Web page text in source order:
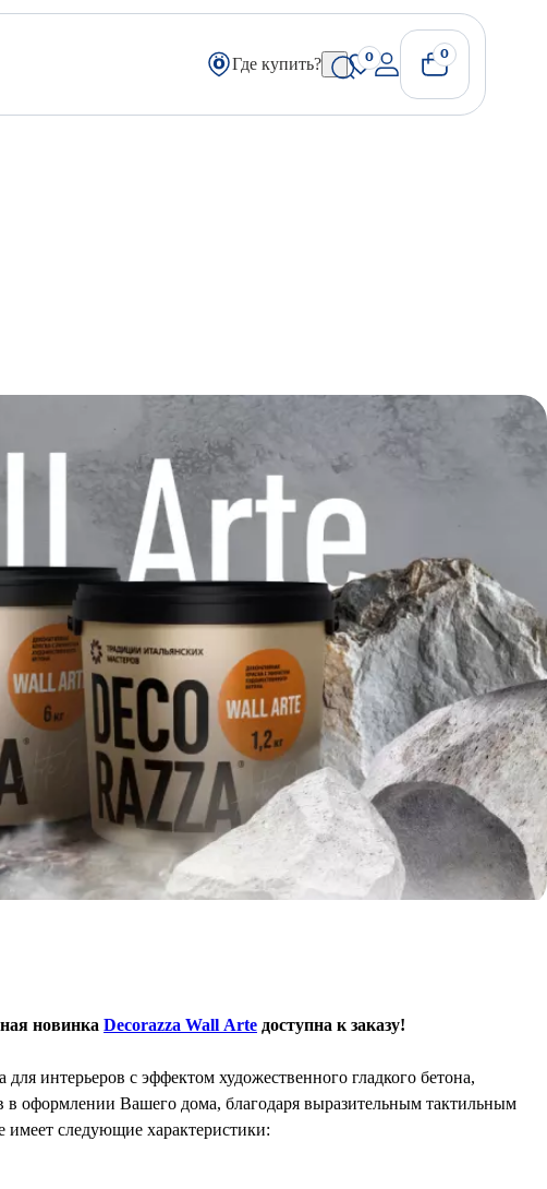
Где купить? 0 0
О компании
Портфолио
Партнерам
новинка Decorazza Wall Arte доступна к заказу!
интерьеров с эффектом художественного гладкого бетона,
в оформлении Вашего дома, благодаря выразительным тактильным
имеет следующие характеристики: